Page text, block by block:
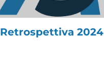
Retrospettiva 2024